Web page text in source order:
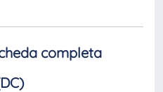
completa